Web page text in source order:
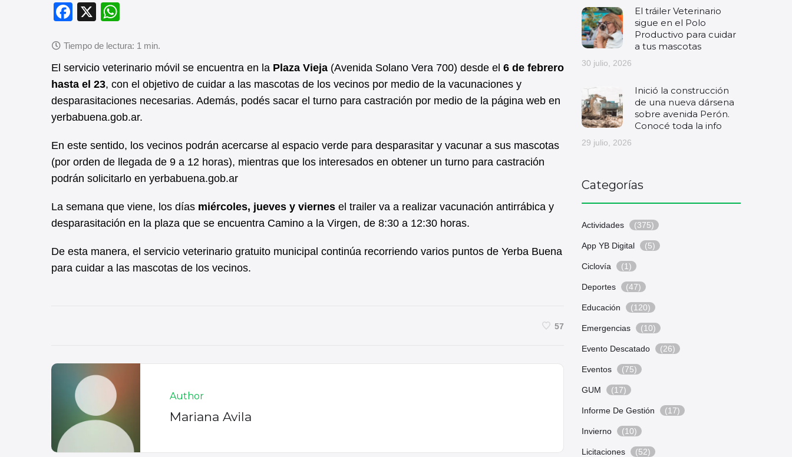
F
c
e
b
o
o
k
X
at
s
A
p
p
El servicio veterinario móvil se encuentra en la Plaza Vieja (Avenida Solano Vera 700) desde el 6 de febrero
hasta el 23, con el objetivo de cuidar a las mascotas de los vecinos por medio de la vacunaciones y
desparasitaciones necesarias. Además, podés sacar el turno para castración por medio de la página web en
yerbabuena.gob.ar.
En este sentido, los vecinos podrán acercarse al espacio verde para desparasitar y vacunar a sus mascotas
(por orden de llegada de 9 a 12 horas), mientras que los interesados en obtener un turno para castración
podrán solicitarlo en yerbabuena.gob.ar
La semana que viene, los días miércoles, jueves y viernes el trailer va a realizar vacunación antirrábica y
desparasitación en la plaza que se encuentra Camino a la Virgen, de 8:30 a 12:30 horas.
De esta manera, el servicio veterinario gratuito municipal continúa recorriendo varios puntos de Yerba Buena
para cuidar a las mascotas de los vecinos.
57
Author
Mariana Avila
El tráiler Veterinario
sigue en el Polo
Productivo para cuidar
a tus mascotas
30 julio, 2026
Inició la construcción
de una nueva dársena
sobre avenida Perón.
Conocé toda la info
29 julio, 2026
Categorías
Actividades (375)
App YB Digital (5)
Ciclovía (1)
Deportes (47)
Educación (120)
Emergencias (10)
Evento Descatado (26)
Eventos (75)
GUM (17)
Informe De Gestión (17)
Invierno (10)
Licitaciones (52)